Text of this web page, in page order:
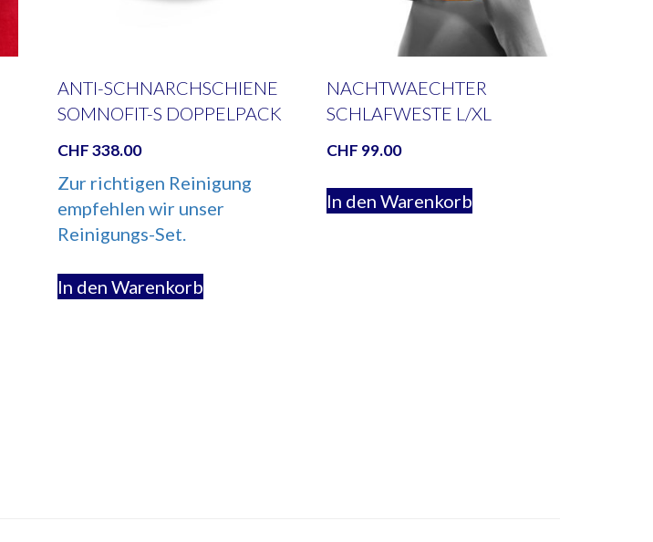
ANTI-SCHNARCHSCHIENE
SOMNOFIT-S DOPPELPACK
CHF338.00
Zur richtigen Reinigung
empfehlen wir unser
Reinigungs-Set.
In den Warenkorb
NACHTWAECHTER
SCHLAFWESTE L/XL
CHF 99.00
In den Warenkorb